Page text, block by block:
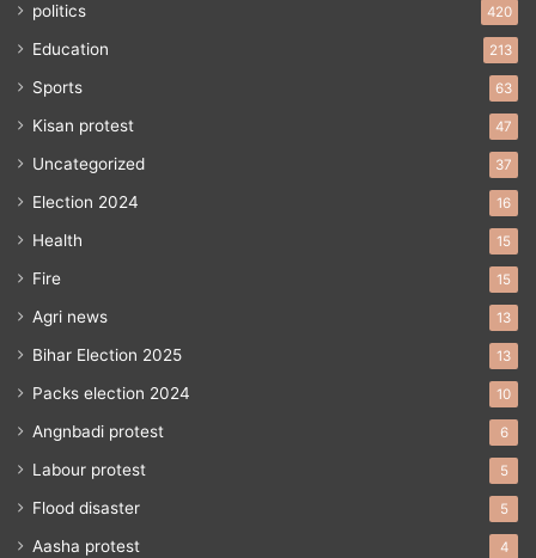
politics 420
Education 213
Sports 63
Kisan protest 47
Uncategorized 37
Election 2024 16
Health 15
Fire 15
Agri news 13
Bihar Election 2025 13
Packs election 2024 10
Angnbadi protest 6
Labour protest 5
Flood disaster 5
Aasha protest 4